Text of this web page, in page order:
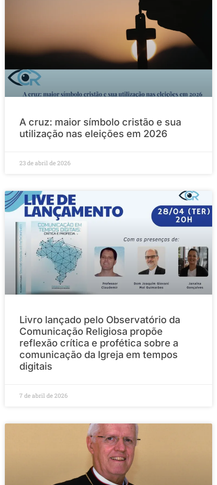
A cruz: maior símbolo cristão e sua
utilização nas eleições em 2026
23 de abril de 2026
Livro lançado pelo Observatório da
Comunicação Religiosa propõe
reflexão crítica e profética sobre a
comunicação da Igreja em tempos
digitais
7 de abril de 2026